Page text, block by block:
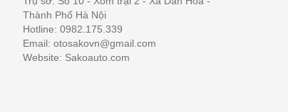
Thành Phố Hà Nội
Hotline: 0982.175.339
Email: otosakovn@gmail.com
Website: Sakoauto.com